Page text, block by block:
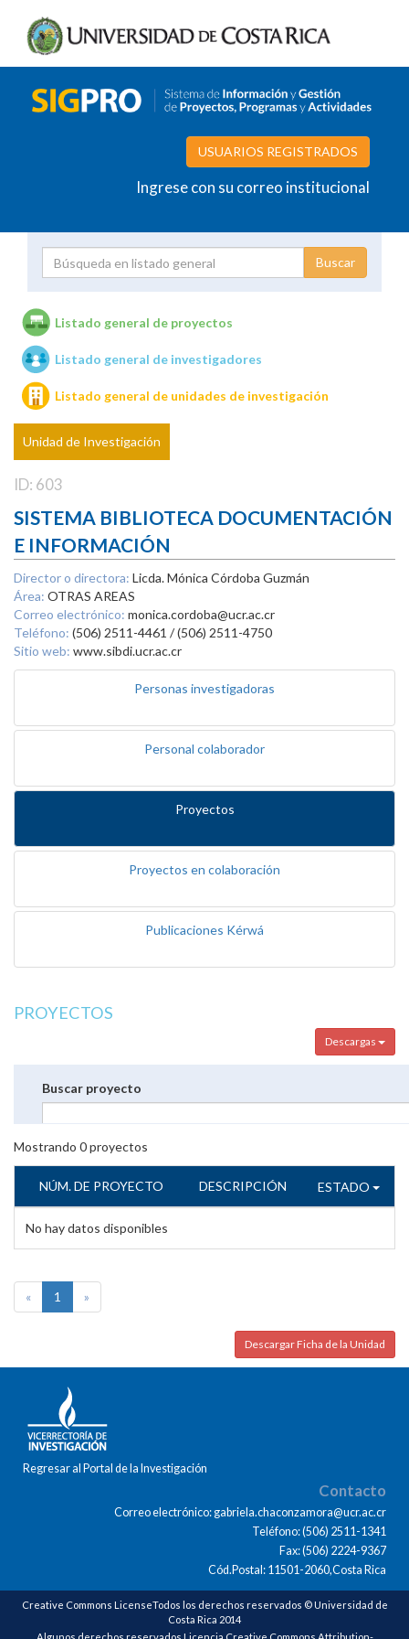
USUARIOS REGISTRADOS
Ingrese con su correo institucional
Unidades de investigación
Listado general de proyectos
Listado general de investigadores
Listado general de unidades de investigación
Unidad de Investigación
ID: 603
SISTEMA BIBLIOTECA DOCUMENTACIÓN
E INFORMACIÓN
Director o directora: Licda. Mónica Córdoba Guzmán
Área: OTRAS AREAS
Correo electrónico: monica.cordoba@ucr.ac.cr
Teléfono: (506) 2511-4461 / (506) 2511-4750
Sitio web: www.sibdi.ucr.ac.cr
Personas investigadoras
Personal colaborador
Proyectos
Proyectos en colaboración
Publicaciones Kérwá
PROYECTOS
Descargas
Buscar proyecto
Mostrando 0proyectos
NÚM. DE PROYECTO DESCRIPCIÓN ESTADO
No hay datos disponibles
« 1 »
Descargar Ficha de la Unidad
Regresar al Portal de la Investigación
Contacto
Correo electrónico: gabriela.chaconzamora@ucr.ac.cr
Teléfono: (506) 2511-1341
Fax: (506) 2224-9367
Cód.Postal: 11501-2060,Costa Rica
Creative Commons LicenseTodos los derechos reservados © Universidad de
Costa Rica 2014